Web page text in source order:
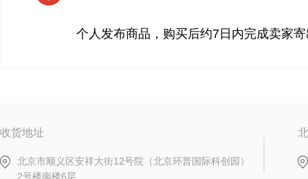
个人发布商品，购买后约7日内完成卖家
收货地址
北京市顺义区安祥大街12号院（北京环普国际科创园）
2号楼南楼6层